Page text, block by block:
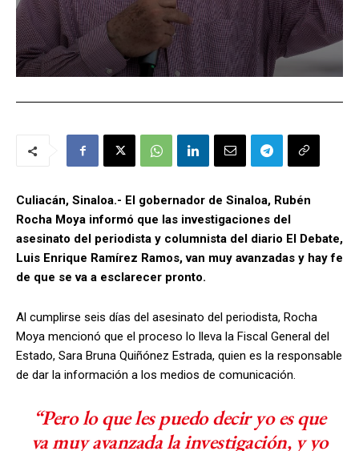
Culiacán, Sinaloa.- El gobernador de Sinaloa, Rubén
Rocha Moya informó que las investigaciones del
asesinato del periodista y columnista del diario El Debate,
Luis Enrique Ramírez Ramos, van muy avanzadas y hay fe
de que se va a esclarecer pronto.
Al cumplirse seis días del asesinato del periodista, Rocha
Moya mencionó que el proceso lo lleva la Fiscal General del
Estado, Sara Bruna Quiñónez Estrada, quien es la responsable
de dar la información a los medios de comunicación.
“Pero lo que les puedo decir yo es que
va muy avanzada la investigación, y yo